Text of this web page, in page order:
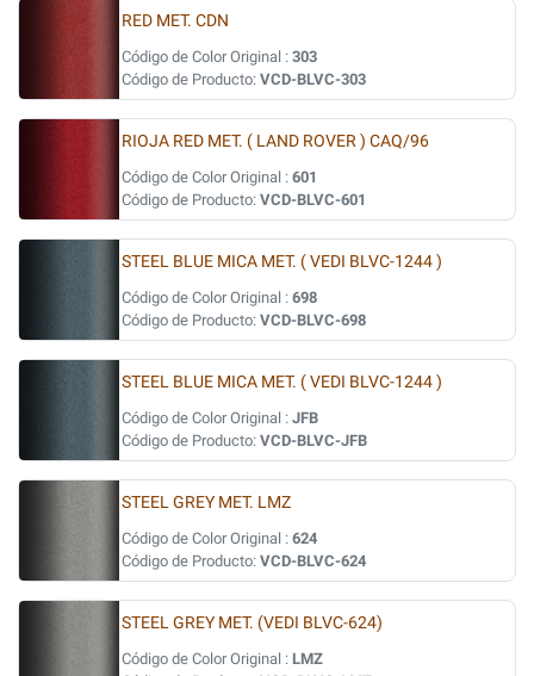
RED MET. CDN
Código de Color Original : 303
Código de Producto: VCD-BLVC-303
RIOJA RED MET. ( LAND ROVER ) CAQ/96
Código de Color Original : 601
Código de Producto: VCD-BLVC-601
STEEL BLUE MICA MET. ( VEDI BLVC-1244 )
Código de Color Original : 698
Código de Producto: VCD-BLVC-698
STEEL BLUE MICA MET. ( VEDI BLVC-1244 )
Código de Color Original : JFB
Código de Producto: VCD-BLVC-JFB
STEEL GREY MET. LMZ
Código de Color Original : 624
Código de Producto: VCD-BLVC-624
STEEL GREY MET. (VEDI BLVC-624)
Código de Color Original : LMZ